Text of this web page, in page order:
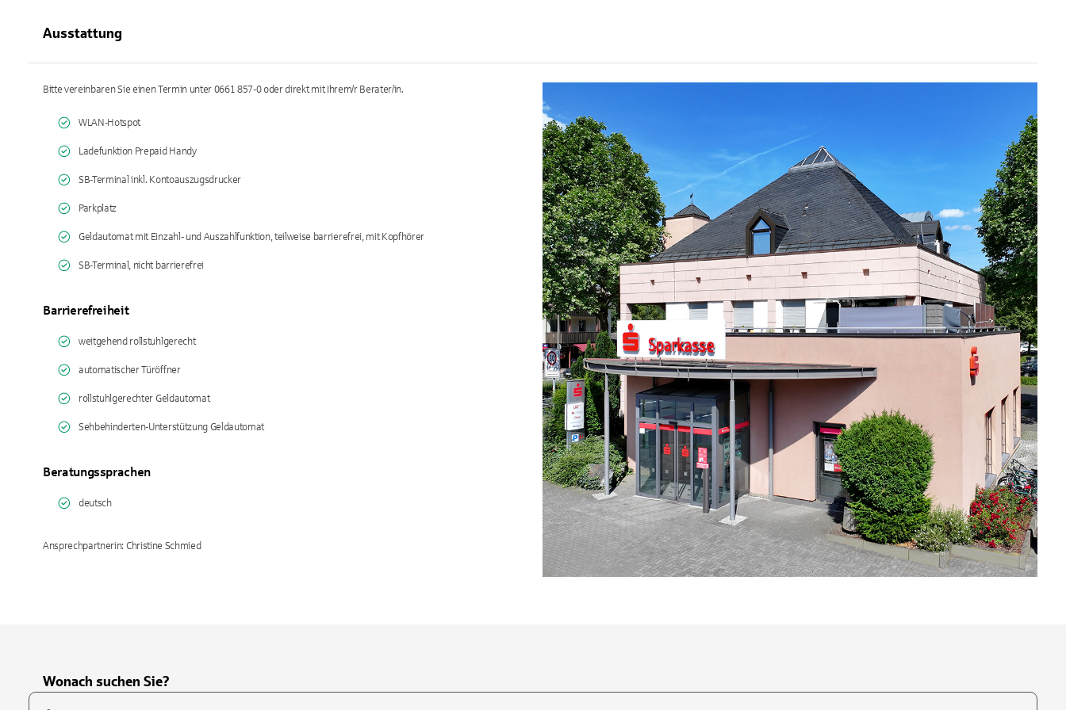
Ausstattung
Bitte vereinbaren Sie einen Termin unter 0661 857-0 oder direkt mit Ihrem/r Berater/in.
WLAN-Hotspot
Ladefunktion Prepaid Handy
SB-Terminal inkl. Kontoauszugsdrucker
Parkplatz
Geldautomat mit Einzahl- und Auszahlfunktion, teilweise barrierefrei, mit Kopfhörer
SB-Terminal, nicht barrierefrei
Barrierefreiheit
weitgehend rollstuhlgerecht
automatischer Türöffner
rollstuhlgerechter Geldautomat
Sehbehinderten-Unterstützung Geldautomat
Beratungssprachen
deutsch
Ansprechpartnerin: Christine Schmied
Wonach suchen Sie?
Suchfeld